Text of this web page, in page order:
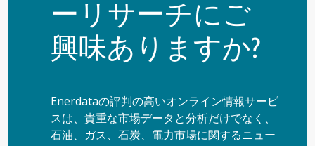
ーリサーチにご
興味ありますか?
Enerdataの評判の高いオンライン情報サービ
スは、貴重な市場データと分析だけでなく、
石油、ガス、石炭、電力市場に関するニュー